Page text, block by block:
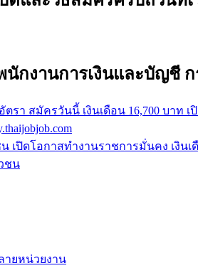
กงานการเงินและบัญชี
า สมัครวันนี้ เงินเดือน 16,700 บาท
ปิดโอกาสทำงานราชการมั่นคง เงิน
ชน
ายหน่วยงาน